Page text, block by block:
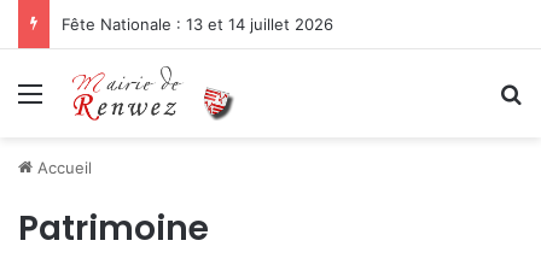
Fête Nationale : 13 et 14 juillet 2026
Menu
Accueil
Patrimoine